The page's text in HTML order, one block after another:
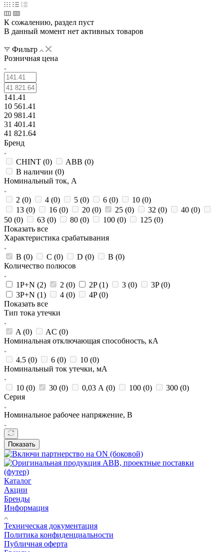
К сожалению, раздел пуст
В данный момент нет активных товаров
Фильтр
Розничная цена
141.41
10 561.41
20 981.41
31 401.41
41 821.64
Бренд
CHINT (0) ABB (0)
В наличии (0)
Номинальный ток, А
2 (0) 4 (0) 5 (0) 6 (0) 10 (0)
13 (0) 16 (0) 20 (0) 25 (0) 32 (0) 40 (0)
50 (0) 63 (0) 80 (0) 100 (0) 125 (0)
Показать все
Характеристика срабатывания
B (0) C (0) D (0) В (0)
Количество полюсов
1P+N (2) 2 (0) 2P (1) 3 (0) 3P (0)
3P+N (1) 4 (0) 4P (0)
Показать все
Тип тока утечки
A (0) AC (0)
Номинальная отключающая способность, кА
4.5 (0) 6 (0) 10 (0)
Номинальный ток утечки, мА
10 (0) 30 (0) 0,03 А (0) 100 (0) 300 (0)
Серия
Номинальное рабочее напряжение, В
Показать
Каталог
Акции
Бренды
Информация
Техническая документация
Политика конфиденциальности
Публичная оферта